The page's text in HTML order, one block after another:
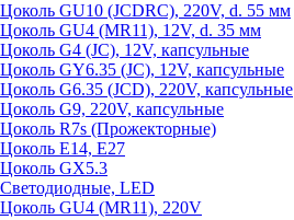
Цоколь GU10 (JCDRC), 220V, d. 55 мм
Цоколь GU4 (MR11), 12V, d. 35 мм
Цоколь G4 (JC), 12V, капсульные
Цоколь GY6.35 (JC), 12V, капсульные
Цоколь G6.35 (JCD), 220V, капсульные
Цоколь G9, 220V, капсульные
Цоколь R7s (Прожекторные)
Цоколь E14, E27
Цоколь GX5.3
Светодиодные, LED
Цоколь GU4 (MR11), 220V